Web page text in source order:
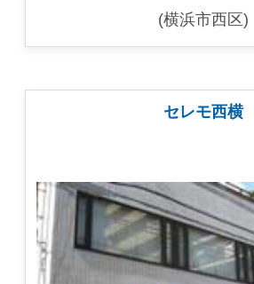
(横浜市西区)
セレモ西横